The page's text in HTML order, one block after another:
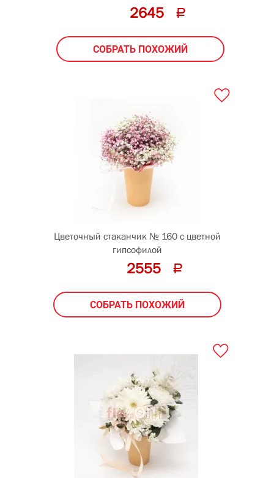
2645
СОБРАТЬ ПОХОЖИЙ
Цветочный стаканчик № 160 с цветной
гипсофилой
2555
СОБРАТЬ ПОХОЖИЙ